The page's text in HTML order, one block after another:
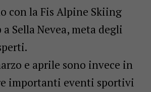
con la Fis Alpine Skiing
a Sella Nevea, meta degli
e aprile sono invece in
importanti eventi sportivi